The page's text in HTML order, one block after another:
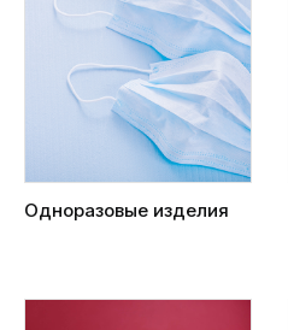
Одноразовые изделия